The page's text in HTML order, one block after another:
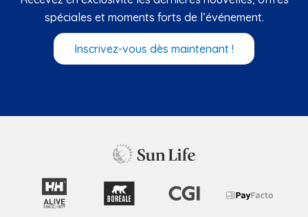
spéciales et moments forts de l’événement.
Inscrivez-vous dès maintenant !